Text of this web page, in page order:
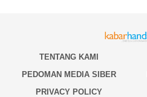
TENTANG KAMI
PEDOMAN MEDIA SIBER
PRIVACY POLICY